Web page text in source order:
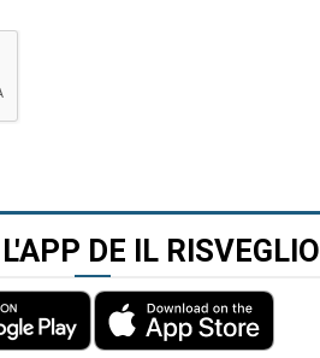
DE IL RISVEGLIO